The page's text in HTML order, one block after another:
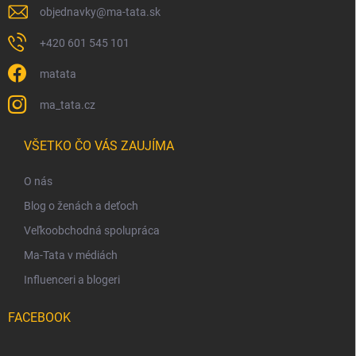
objednavky@ma-tata.sk
+420 601 545 101
matata
ma_tata.cz
VŠETKO ČO VÁS ZAUJÍMA
O nás
Blog o ženách a deťoch
Veľkoobchodná spolupráca
Ma-Tata v médiách
Influenceri a blogeri
FACEBOOK